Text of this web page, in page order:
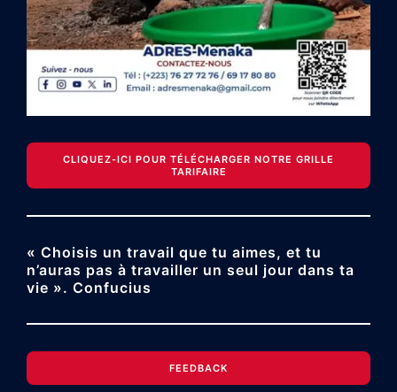
CLIQUEZ-ICI POUR TÉLÉCHARGER NOTRE GRILLE
TARIFAIRE
« Choisis un travail que tu aimes, et tu
n’auras pas à travailler un seul jour dans ta
vie ». Confucius
FEEDBACK